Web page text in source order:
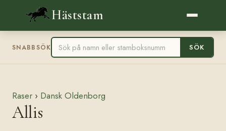
Häststam
SNABBSÖK SÖK
Raser › Dansk Oldenborg
Allis